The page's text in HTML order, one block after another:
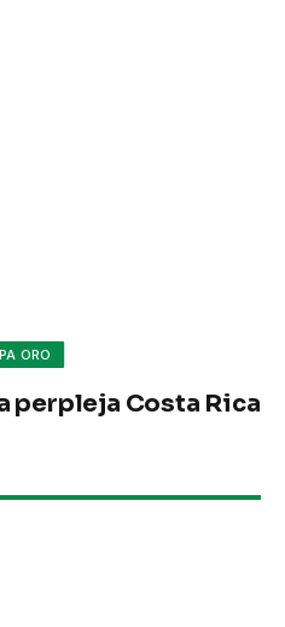
ORO
perpleja Costa Rica